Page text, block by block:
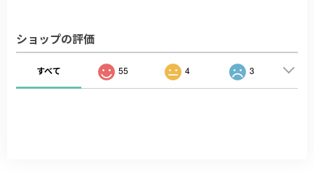
ショップの評価
すべて 55 4 3